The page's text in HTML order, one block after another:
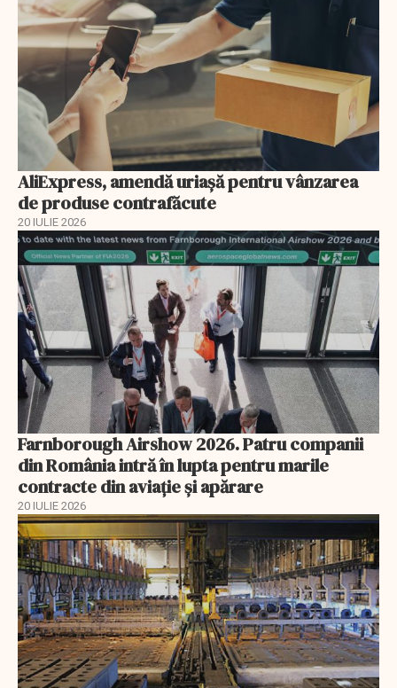
AliExpress, amendă uriaşă pentru vânzarea
de produse contrafăcute
20 IULIE 2026
Farnborough Airshow 2026. Patru companii
din România intră în lupta pentru marile
contracte din aviație și apărare
20 IULIE 2026